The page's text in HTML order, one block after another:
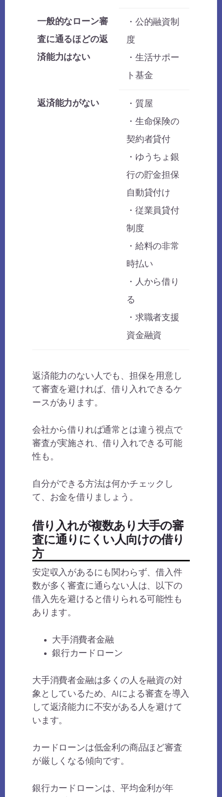
一般的なローン審
査に通るほどの返
済能力はない
・公的融資制
度
・生活サポー
ト基金
返済能力がない
・質屋
・生命保険の
契約者貸付
・ゆうちょ銀
行の貯金担保
自動貸付け
・従業員貸付
制度
・給料の非常
時払い
・人から借り
る
・求職者支援
資金融資
返済能力のない人でも、担保を用意し
て審査を避ければ、借り入れできるケ
ースがあります。
会社から借りれば通常とは違う視点で
審査が実施され、借り入れできる可能
性も。
自分ができる方法は何かチェックし
て、お金を借りましょう。
借り入れが複数あり大手の審
査に通りにくい人向けの借り
方
安定収入があるにも関わらず、借入件
数が多く審査に通らない人は、以下の
借入先を避けると借りられる可能性も
あります。
大手消費者金融
銀行カードローン
大手消費者金融は多くの人を融資の対
象としているため、AIによる審査を導入
して返済能力に不安がある人を避けて
います。
カードローンは低金利の商品ほど審査
が厳しくなる傾向です。
銀行カードローンは、平均金利が年